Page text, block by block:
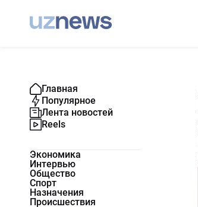
Главная
Популярное
Лента новостей
Reels
Экономика
Интервью
Общество
Спорт
Назначения
Происшествия